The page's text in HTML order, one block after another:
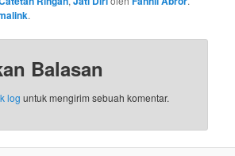
.
Balasan
log untuk mengirim sebuah komentar.